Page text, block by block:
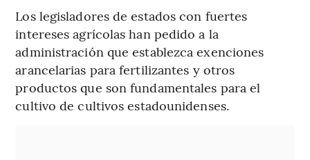
Los legisladores de estados con fuertes
intereses agrícolas han pedido a la
administración que establezca exenciones
arancelarias para fertilizantes y otros
productos que son fundamentales para el
cultivo de cultivos estadounidenses.